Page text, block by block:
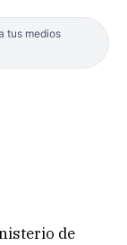
tus medios
de